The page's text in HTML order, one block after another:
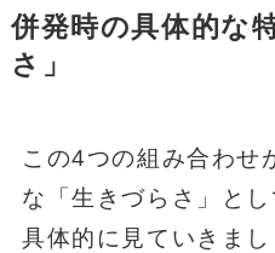
併発時の具体的な
さ」
この4つの組み合わせ
な「生きづらさ」と
具体的に見ていきまし